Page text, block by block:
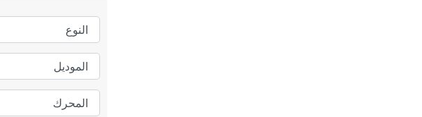
النوع
الموديل
المحرك